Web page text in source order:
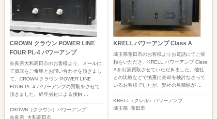
CROWN クラウン POWER LINE
FOUR PL-4 パワーアンプ
奈良県大和高田市のお客様より、メールに
て買取をご希望とお問い合わせを頂きまし
て、CROWN クラウン POWER LINE
FOUR PL-4 パワーアンプの買取をさせて
頂きました。経年劣化による接触 ...
CROWN（クラウン） パワーアンプ
奈良県
大和高田市
KRELL パワーアンプ Class A
埼玉県蓮田市のお客様よりお電話にてご依
頼をいただき、KRELL パワーアンプ Class
Aを出張買取させていただきました。他社
との比較などで慎重に売却を検討なさって
いるお客様でしたが、弊社の見積額が ...
KRELL（クレル） パワーアンプ
埼玉県 蓮田市